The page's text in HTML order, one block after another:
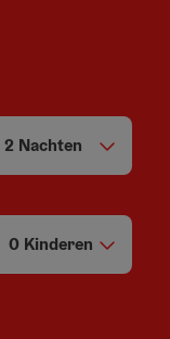
2 Nachten
0 Kinderen